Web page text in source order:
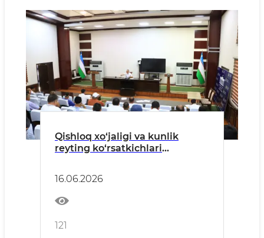
Qishloq xo‘jaligi va kunlik
reyting ko‘rsatkichlari
16.06.2026
121